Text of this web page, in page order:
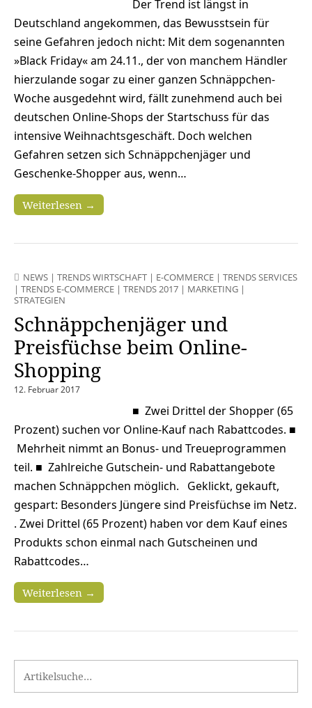
Der Trend ist längst in
Deutschland angekommen, das Bewusstsein für
seine Gefahren jedoch nicht: Mit dem sogenannten
»Black Friday« am 24.11., der von manchem Händler
hierzulande sogar zu einer ganzen Schnäppchen-
Woche ausgedehnt wird, fällt zunehmend auch bei
deutschen Online-Shops der Startschuss für das
intensive Weihnachtsgeschäft. Doch welchen
Gefahren setzen sich Schnäppchenjäger und
Geschenke-Shopper aus, wenn…
Weiterlesen →
NEWS | TRENDS WIRTSCHAFT | E-COMMERCE | TRENDS SERVICES
| TRENDS E-COMMERCE | TRENDS 2017 | MARKETING |
STRATEGIEN
Schnäppchenjäger und
Preisfüchse beim Online-
Shopping
12. Februar 2017
■ Zwei Drittel der Shopper (65
Prozent) suchen vor Online-Kauf nach Rabattcodes. ■
Mehrheit nimmt an Bonus- und Treueprogrammen
teil. ■ Zahlreiche Gutschein- und Rabattangebote
machen Schnäppchen möglich. Geklickt, gekauft,
gespart: Besonders Jüngere sind Preisfüchse im Netz.
. Zwei Drittel (65 Prozent) haben vor dem Kauf eines
Produkts schon einmal nach Gutscheinen und
Rabattcodes…
Weiterlesen →